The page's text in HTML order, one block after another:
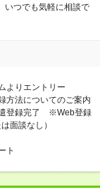
いつでも気軽に相談で
よりエントリー
方法についてのご案内
登録完了 ※Web登録
面談なし）
ト